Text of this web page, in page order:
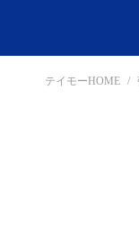
テイモーHOME